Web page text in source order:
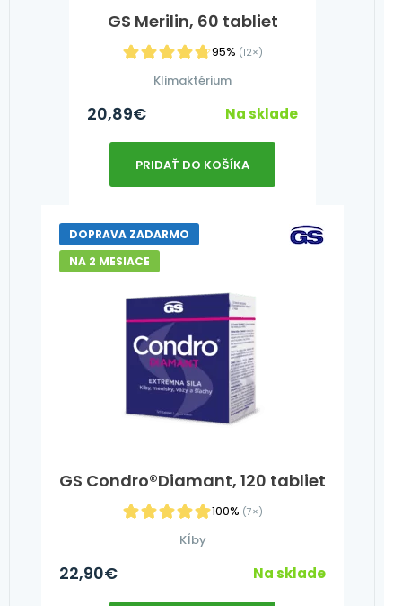
GS Merilin, 60 tabliet
95% (12×)
Klimaktérium
20,89€ Na sklade
PRIDAŤ DO KOŠÍKA
GS Condro®Diamant, 120 tabliet
100% (7×)
DOPRAVA ZADARMO
NA 2 MESIACE
Kĺby
22,90€ Na sklade